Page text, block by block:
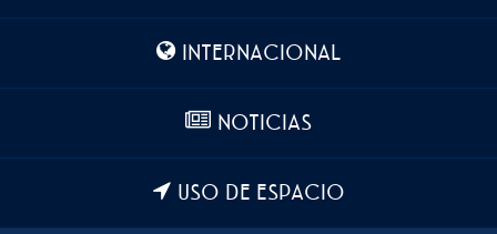
INTERNACIONAL
NOTICIAS
USO DE ESPACIO